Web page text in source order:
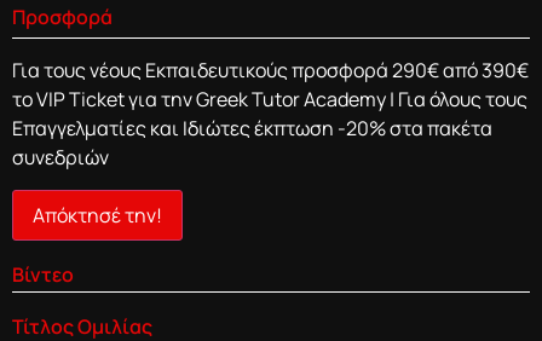
Προσφορά
Για τους νέους Εκπαιδευτικούς προσφορά 290€ από 390€
το VIP Ticket για την Greek Tutor Academy | Για όλους τους
Επαγγελματίες και Ιδιώτες έκπτωση -20% στα πακέτα
συνεδριών
Απόκτησέ την!
Βίντεο
Τίτλος Ομιλίας